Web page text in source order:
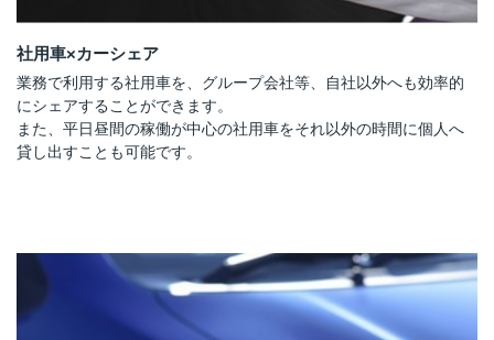
社用車×カーシェア
業務で利用する社用車を、グループ会社等、自社以外へも効率的
にシェアすることができます。
また、平日昼間の稼働が中心の社用車をそれ以外の時間に個人へ
貸し出すことも可能です。